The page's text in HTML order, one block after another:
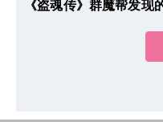
《盗魂传》群魔帮发现